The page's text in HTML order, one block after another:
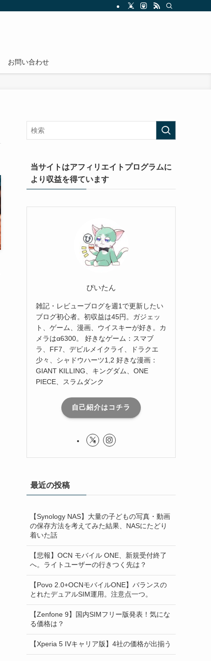
お問い合わせ
当サイトはアフィリエイトプログラムに
より収益を得ています
ぴいたん
雑記・レビューブログを週1で更新したい
ブログ初心者。初収益は45円。ガジェッ
ト、ゲーム、漫画、ウイスキーが好き。カ
メラはα6300。 好きなゲーム：スマブ
ラ、FF7、デビルメイクライ、ドラクエ
少々、シャドウハーツ1,2 好きな漫画：
GIANT KILLING、キングダム、ONE
PIECE、スラムダンク
自己紹介はコチラ
最近の投稿
【Synology NAS】大量の子どもの写真・動画
の保存方法を考えてみた結果、NASにたどり
着いた話
【悲報】OCN モバイル ONE、新規受付終了
へ。ライトユーザーの行きつく先は？
【Povo 2.0+OCNモバイルONE】バランスの
とれたデュアルSIM運用。注意点一つ。
【Zenfone 9】国内SIMフリー版発表！気にな
る価格は？
【Xperia 5 IVキャリア版】4社の価格が出揃う